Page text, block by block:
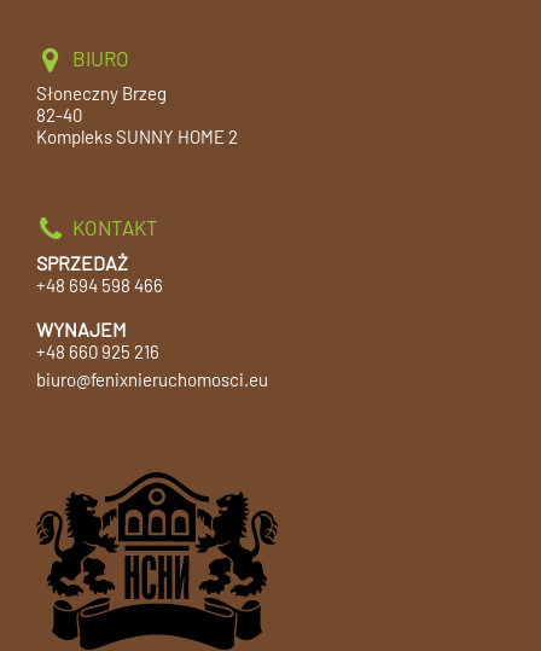
BIURO
Słoneczny Brzeg
82-40
Kompleks SUNNY HOME 2
KONTAKT
SPRZEDAŻ
+48 694 598 466
WYNAJEM
+48 660 925 216
biuro@fenixnieruchomosci.eu